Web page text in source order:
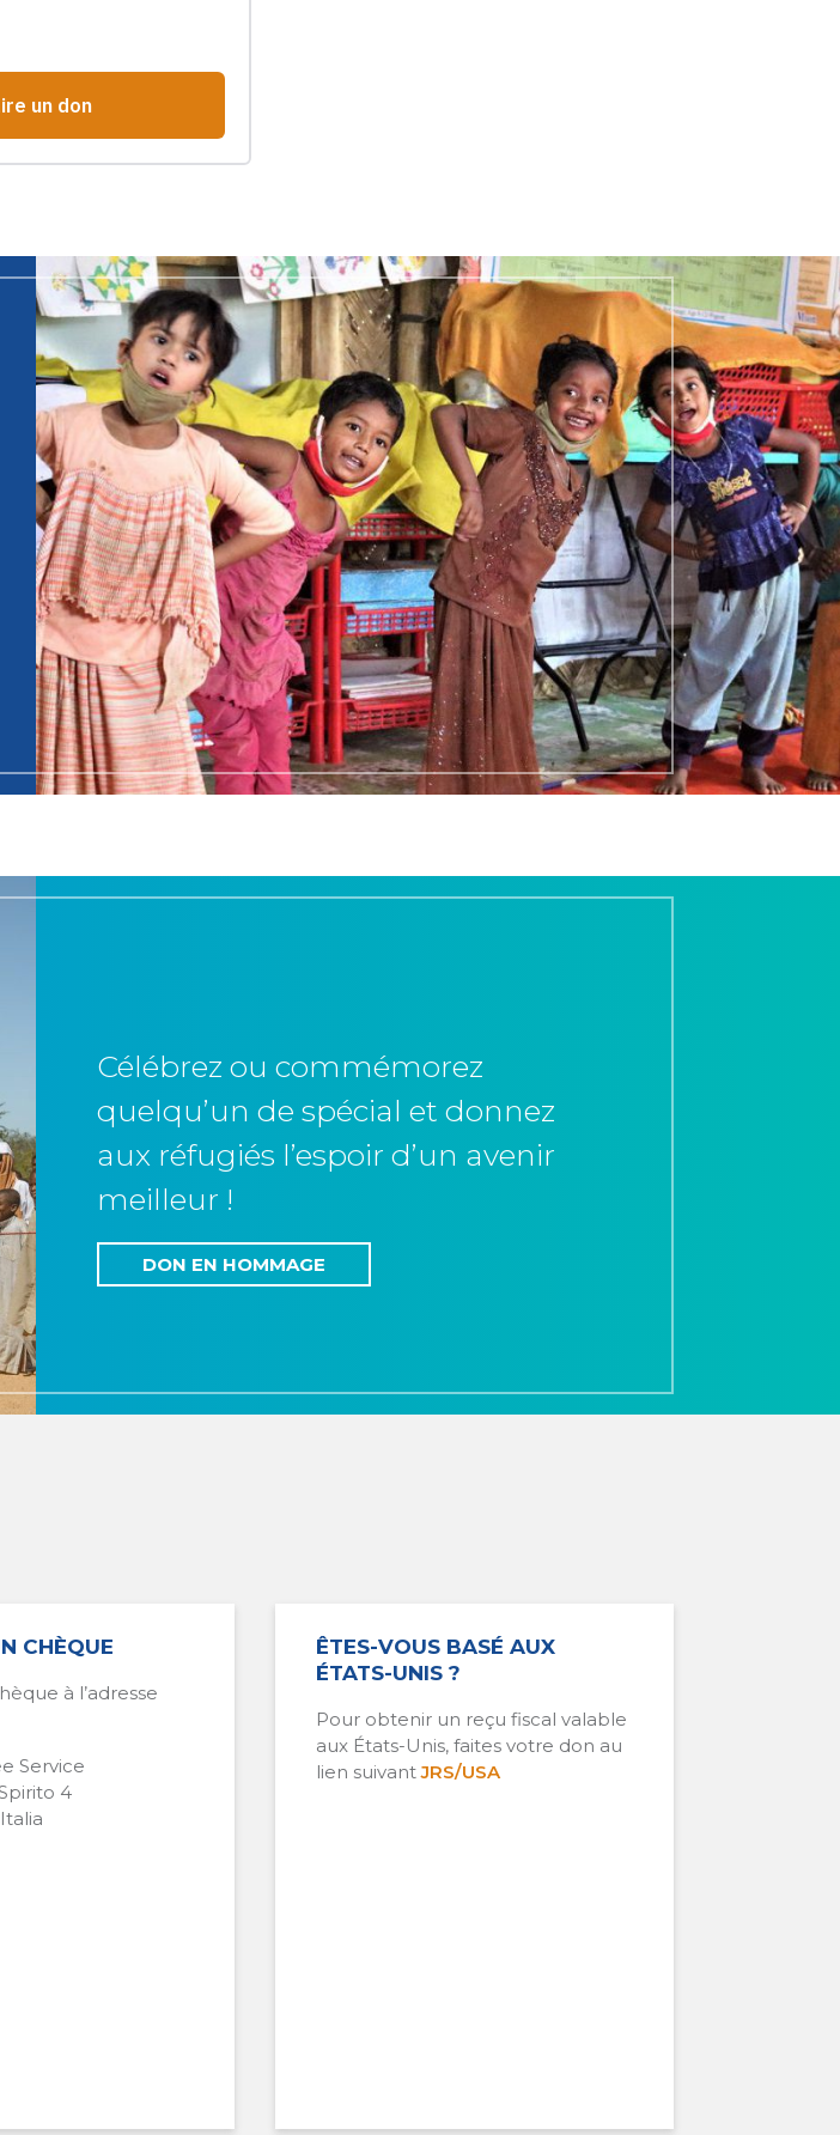
Célébrez ou commémorez
quelqu’un de spécial et donnez
aux réfugiés l’espoir d’un avenir
meilleur !
DON EN HOMMAGE
CHÈQUE
à l’adresse
Service
4
ÊTES-VOUS BASÉ AUX
ÉTATS-UNIS ?
Pour obtenir un reçu fiscal valable
aux États-Unis, faites votre don au
lien suivantJRS/USA